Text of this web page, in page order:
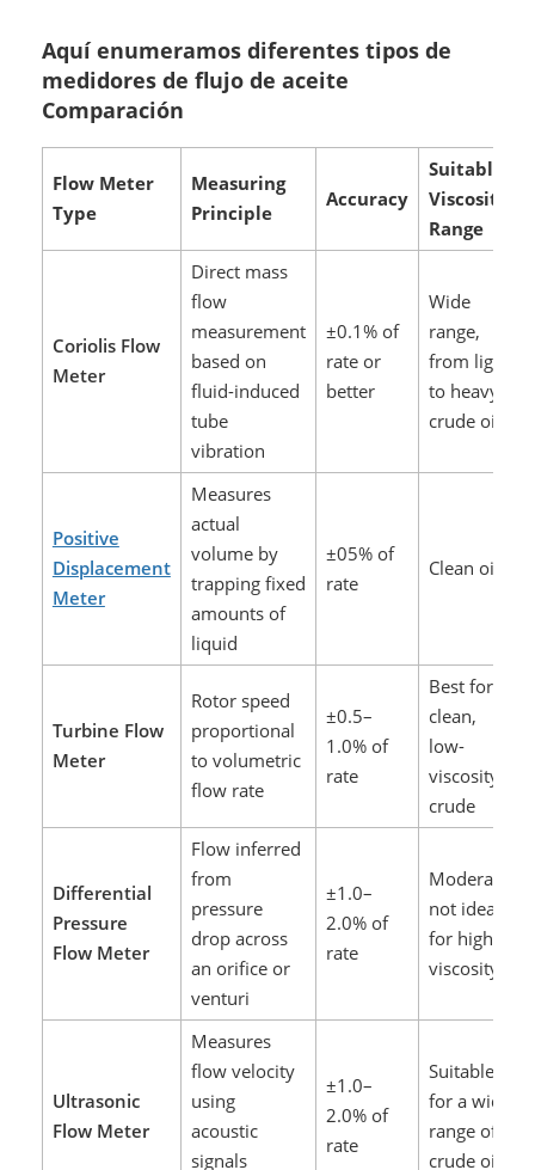
Aquí enumeramos diferentes tipos de
medidores de flujo de aceite
Comparación
Flow Meter
Type
Measuring
Principle
Accuracy
Suitable
Viscosity
Range
Coriolis Flow
Meter
Direct mass
flow
measurement
based on
fluid-induced
tube
vibration
±0.1% of
rate or
better
Wide
range,
from light
to heavy
crude oil
Positive
Displacement
Meter
Measures
actual
volume by
trapping fixed
amounts of
liquid
±05% of
rate
Clean oils
Turbine Flow
Meter
Rotor speed
proportional
to volumetric
flow rate
±0.5–
1.0% of
rate
Best for
clean,
low-
viscosity
crude
Differential
Pressure
Flow Meter
Flow inferred
from
pressure
drop across
an orifice or
venturi
±1.0–
2.0% of
rate
Moderate,
not ideal
for high
viscosity
Ultrasonic
Flow Meter
Measures
flow velocity
using
acoustic
signals
±1.0–
2.0% of
rate
Suitable
for a wide
range of
crude oils